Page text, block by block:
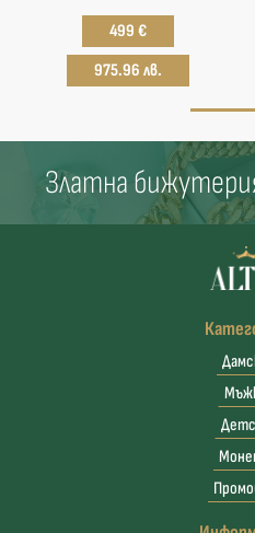
499 €
975.96 лв.
Златна